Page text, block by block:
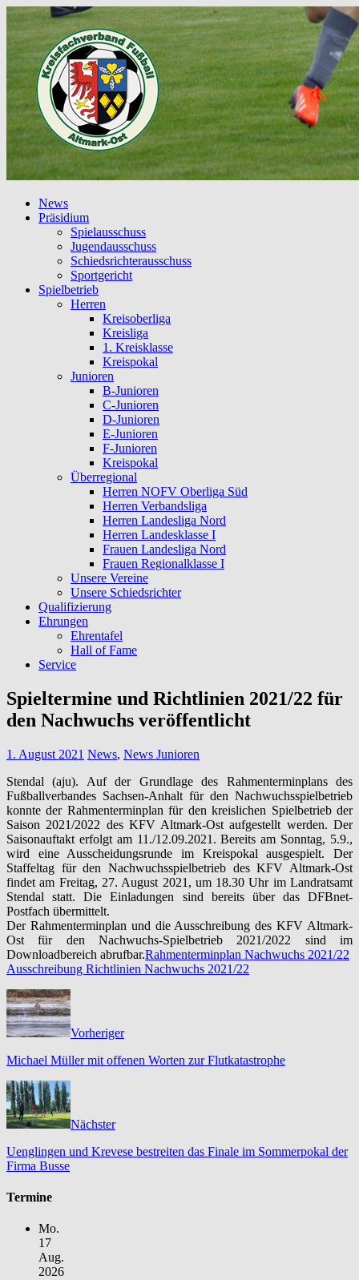
News
Präsidium
Spielausschuss
Jugendausschuss
Schiedsrichterausschuss
Sportgericht
Spielbetrieb
Herren
Kreisoberliga
Kreisliga
1. Kreisklasse
Kreispokal
Junioren
B-Junioren
C-Junioren
D-Junioren
E-Junioren
F-Junioren
Kreispokal
Überregional
Herren NOFV Oberliga Süd
Herren Verbandsliga
Herren Landesliga Nord
Herren Landesklasse I
Frauen Landesliga Nord
Frauen Regionalklasse I
Unsere Vereine
Unsere Schiedsrichter
Qualifizierung
Ehrungen
Ehrentafel
Hall of Fame
Service
Spieltermine und Richtlinien 2021/22 für
den Nachwuchs veröffentlicht
1. August 2021 News, News Junioren
Stendal (aju). Auf der Grundlage des Rahmenterminplans des
Fußballverbandes Sachsen-Anhalt für den Nachwuchsspielbetrieb
konnte der Rahmenterminplan für den kreislichen Spielbetrieb der
Saison 2021/2022 des KFV Altmark-Ost aufgestellt werden. Der
Saisonauftakt erfolgt am 11./12.09.2021. Bereits am Sonntag, 5.9.,
wird eine Ausscheidungsrunde im Kreispokal ausgespielt. Der
Staffeltag für den Nachwuchsspielbetrieb des KFV Altmark-Ost
findet am Freitag, 27. August 2021, um 18.30 Uhr im Landratsamt
Stendal statt. Die Einladungen sind bereits über das DFBnet-
Postfach übermittelt.
Der Rahmenterminplan und die Ausschreibung des KFV Altmark-
Ost für den Nachwuchs-Spielbetrieb 2021/2022 sind im
Downloadbereich abrufbar.Rahmenterminplan Nachwuchs 2021/22
Ausschreibung Richtlinien Nachwuchs 2021/22
Vorheriger
Michael Müller mit offenen Worten zur Flutkatastrophe
Nächster
Uenglingen und Krevese bestreiten das Finale im Sommerpokal der
Firma Busse
Termine
Mo.
17
Aug.
2026